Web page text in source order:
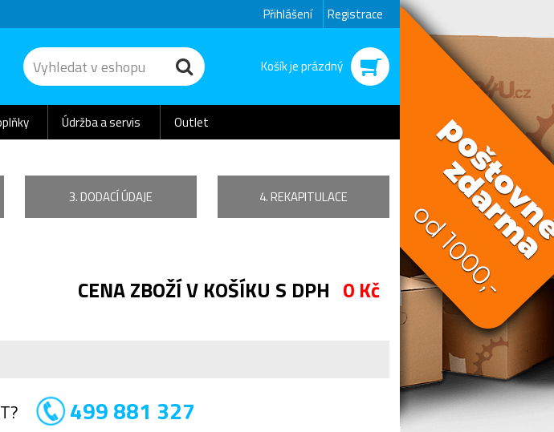
Přihlášení Registrace
Košík je prázdný
Údržba a servis Outlet
3. DODACÍ ÚDAJE 4. REKAPITULACE
CENA ZBOŽÍ V KOŠÍKU S DPH 0 Kč
499 881 327